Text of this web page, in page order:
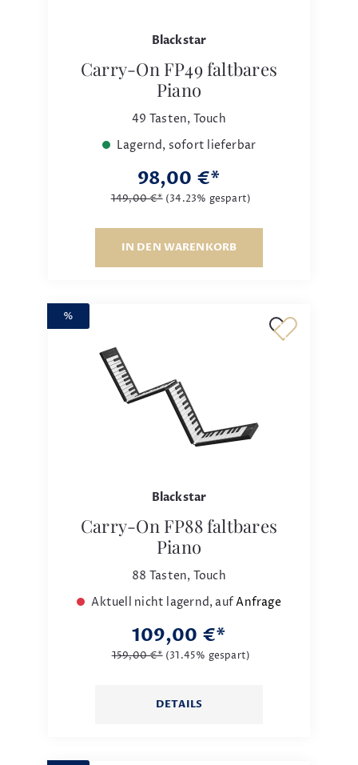
Blackstar
Carry-On FP49 faltbares
Piano
49 Tasten, Touch
Lagernd, sofort lieferbar
98,00 €*
149,00 €* (34.23% gespart)
IN DEN WARENKORB
%
Blackstar
Carry-On FP88 faltbares
Piano
88 Tasten, Touch
Aktuell nicht lagernd, aufAnfrage
109,00 €*
159,00 €* (31.45% gespart)
DETAILS